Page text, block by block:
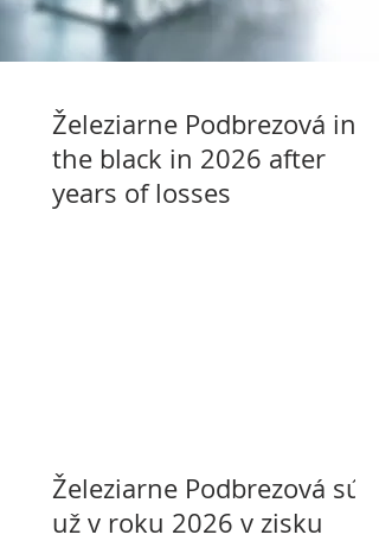
Železiarne Podbrezová in
the black in 2026 after
years of losses
Železiarne Podbrezová sú
už v roku 2026 v zisku